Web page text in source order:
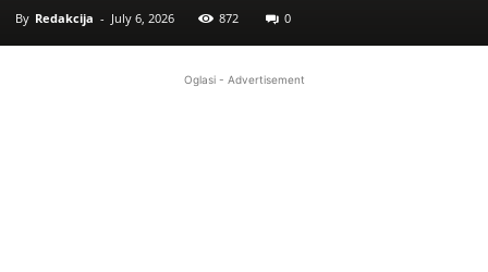
By Redakcija - July 6, 2026 872 0
Oglasi - Advertisement